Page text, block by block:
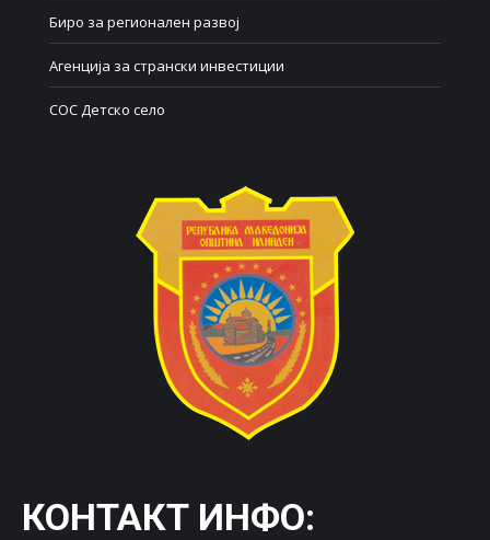
Биро за регионален развој
Агенција за странски инвестиции
СОС Детско село
КОНТАКТ ИНФО: